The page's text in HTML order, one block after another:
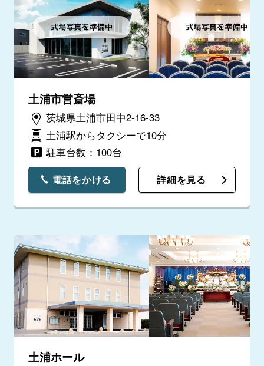
土浦市営斎場
茨城県土浦市田中2-16-33
土浦駅からタクシーで10分
駐車台数：100台
電話をかける 詳細を見る
土浦ホール